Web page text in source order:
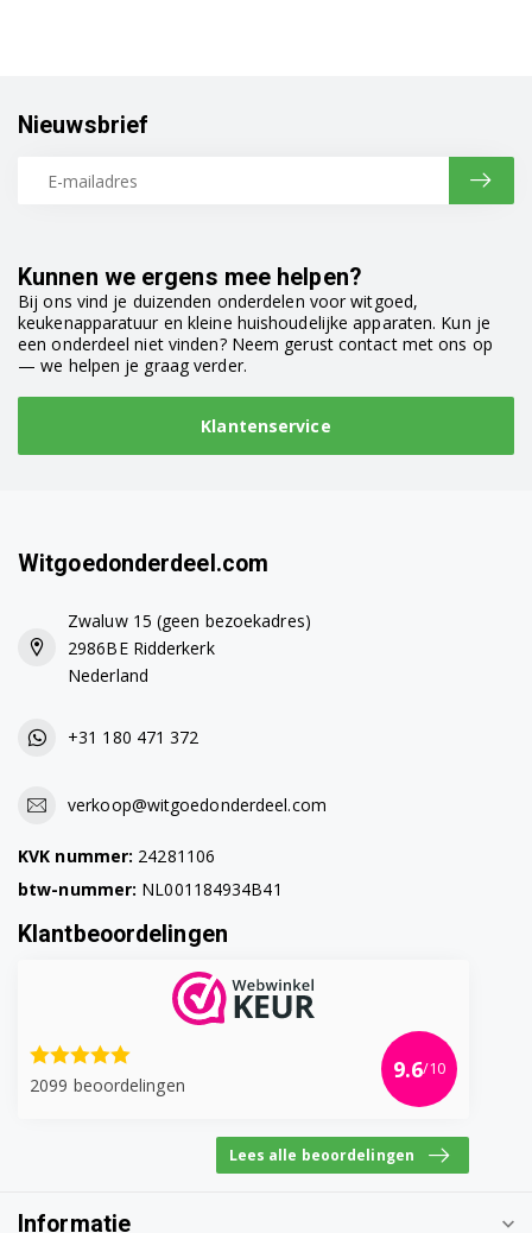
Kunnen we ergens mee helpen?
Bij ons vind je duizenden onderdelen voor witgoed,
keukenapparatuur en kleine huishoudelijke apparaten. Kun je
een onderdeel niet vinden? Neem gerust contact met ons op
— we helpen je graag verder.
Klantenservice
Nieuwsbrief
Witgoedonderdeel.com
Zwaluw 15 (geen bezoekadres)
2986BE Ridderkerk
Nederland
+31 180 471 372
verkoop@witgoedonderdeel.com
KVK nummer: 24281106
btw-nummer: NL001184934B41
Klantbeoordelingen
2099 beoordelingen
9.6/10
Lees alle beoordelingen
Informatie